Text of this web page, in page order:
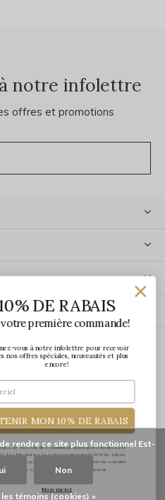
notre infolettre
offres et promotions
-Les Précieuses
rendre ce site plus fonctionnel Est-
Non
témoins (cookies) »
DE RABAIS
première commande!
vous à notre infolettre pour recevoir
nos offres spéciales, nouveautés et plus
encore!
MON 10% DE RABAIS
de recevoir des communications par courriel de la
Les Précieuses. Le code promo pour le 10% de rabais
sera transmis par courriel une fois votre adresse courriel
confirmée. Certaines exclusions s'appliquent.
Non merci